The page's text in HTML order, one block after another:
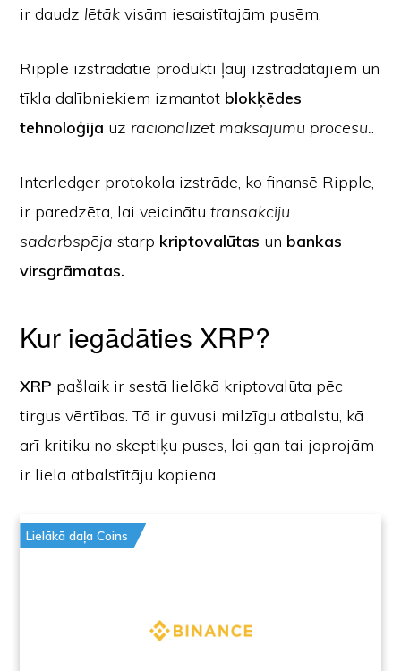
ir daudz lētāk visām iesaistītajām pusēm.
Ripple izstrādātie produkti ļauj izstrādātājiem un
tīkla dalībniekiem izmantot blokķēdes
tehnoloģija uz racionalizēt maksājumu procesu..
Interledger protokola izstrāde, ko finansē Ripple,
ir paredzēta, lai veicinātutransakciju
sadarbspēja starp kriptovalūtas un bankas
virsgrāmatas.
Kur iegādāties XRP?
XRP pašlaik ir sestā lielākā kriptovalūta pēc
tirgus vērtības. Tā ir guvusi milzīgu atbalstu, kā
arī kritiku no skeptiķu puses, lai gan tai joprojām
ir liela atbalstītāju kopiena.
Lielākā daļa Coins